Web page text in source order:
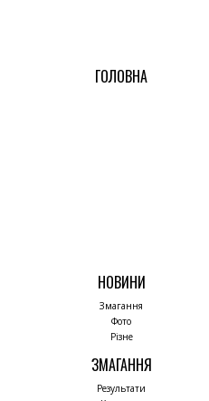
ГОЛОВНА
НОВИНИ
Змагання
Фото
Різне
ЗМАГАННЯ
Результати